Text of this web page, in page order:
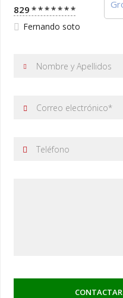
829 *******
Fernando soto
CONTACTAR